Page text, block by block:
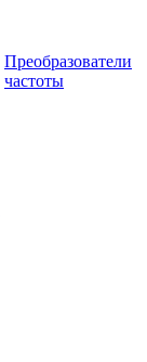
Преобразователи
частоты